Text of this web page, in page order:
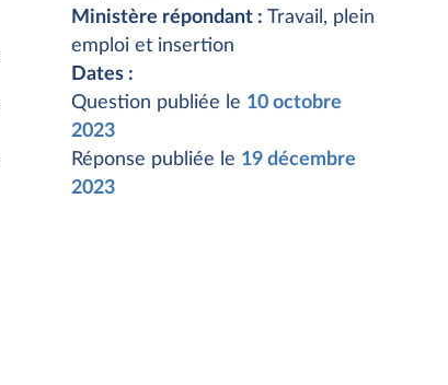
Ministère répondant : Travail, plein
emploi et insertion
Dates :
Question publiée le 10 octobre
2023
Réponse publiée le 19 décembre
2023